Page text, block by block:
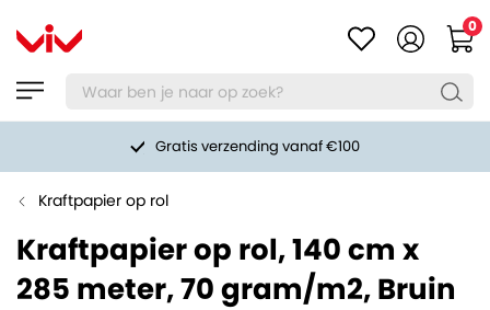
0
Gratis verzending vanaf €100
Kraftpapier op rol
Kraftpapier op rol, 140 cm x
285 meter, 70 gram/m2, Bruin